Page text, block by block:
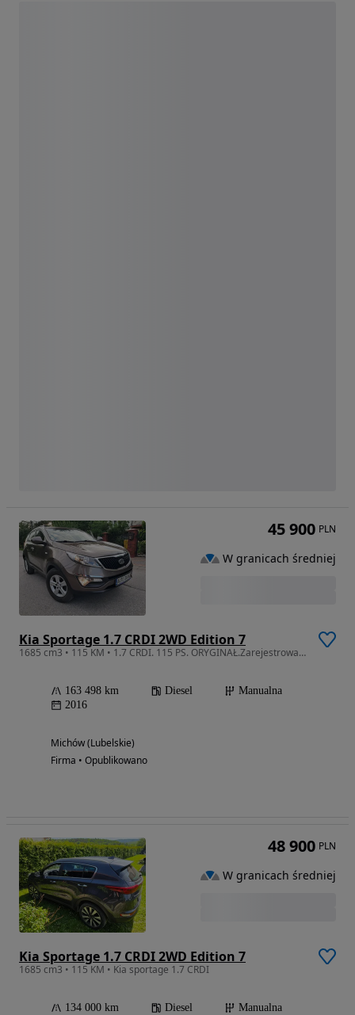
Kia Sportage 1.7 CRDI 2WD Edition 7
1685 cm3 • 115 KM • 1.7 CRDI. 115 PS. ORYGINAŁ.Zarejestrowany.
163 498 km Diesel
Manualna
2016
Michów (Lubelskie)
Firma • Opublikowano
45 900 PLN
W granicach średniej
Kia Sportage 1.7 CRDI 2WD Edition 7
1685 cm3 • 115 KM • Kia sportage 1.7 CRDI
134 000 km Diesel
Manualna
48 900 PLN
W granicach średniej